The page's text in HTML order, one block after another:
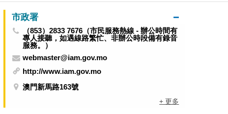
市政署
（853）2833 7676（市民服務熱線 - 辦公時間有
專人接聽，如遇線路繁忙、非辦公時段備有錄音
服務。）
webmaster@iam.gov.mo
http://www.iam.gov.mo
澳門新馬路163號
+ 更多